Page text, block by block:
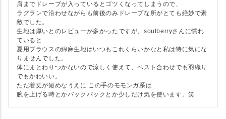
肩までドレープが入っているとゴツくなってしまうので、
ラグランで沿わせながらも前後のみドレープな所がとても絶妙で素
敵でした。
生地は厚いとのレビューが多かったですが、soulberryさんに慣れ
ていると
夏用ブラウスの綿麻生地はいつもこれくらいかなと私は特に気にな
りませんでした。
体にまとわりつかないので涼しく使えて、ベスト合わせでも羽織り
でもかわいい。
ただ着丈が短めなうえに この手のモモンガ系は
腕を上げる時とかバックパックとか少しだけ気を使います。笑